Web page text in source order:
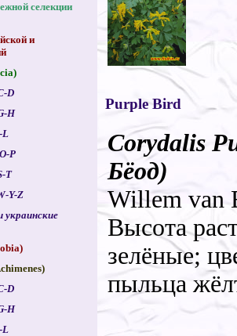
селекции
и
D
H
L
P
T
Y-Z
украинские
D
H
L
Purple Bird
Corydalis
Бёод)
Willem van
Высота
зелёные;
пыльца